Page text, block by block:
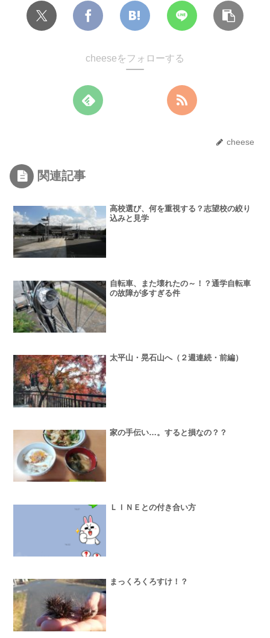
cheeseをフォローする
cheese
関連記事
高校選び、何を重視する？志望校の絞り
込みと見学
自転車、また壊れたの～！？通学自転車
の故障が多すぎる件
太平山・晃石山へ（２週連続・前編）
家の手伝い…。すると損なの？？
ＬＩＮＥとの付き合い方
まっくろくろすけ！？